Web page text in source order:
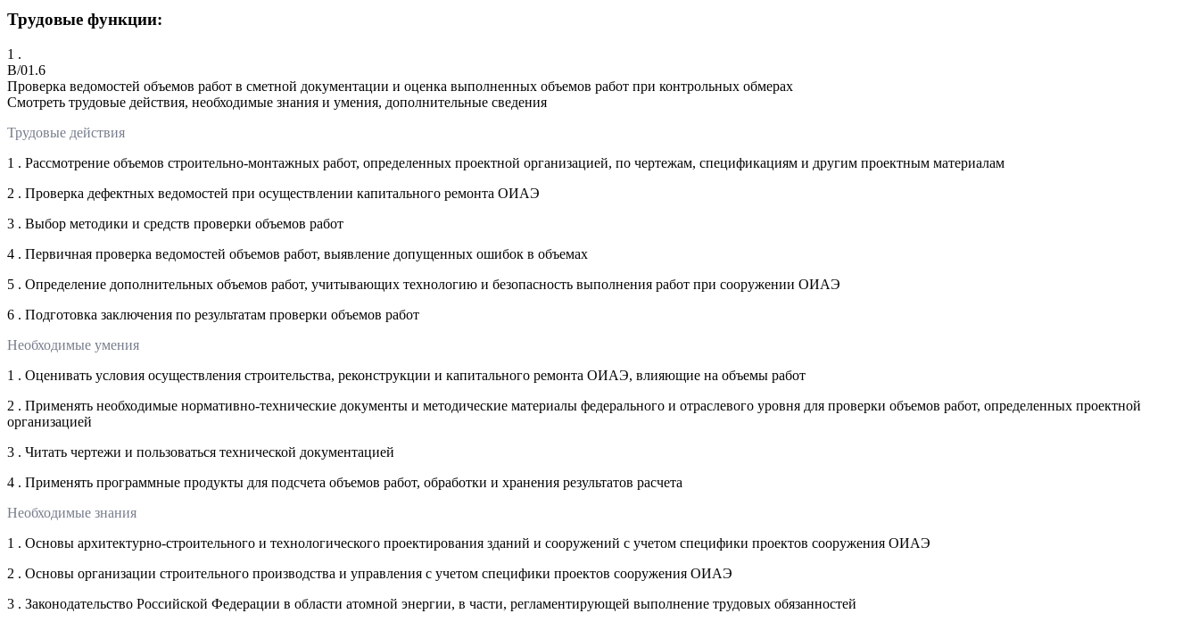
Трудовые функции:
1 .
B/01.6
Проверка ведомостей объемов работ в сметной документации и оценка выполненных объемов работ при контрольных обмерах
Смотреть трудовые действия, необходимые знания и умения, дополнительные сведения
Трудовые действия
1 . Рассмотрение объемов строительно-монтажных работ, определенных проектной организацией, по чертежам, спецификациям и другим проектным материалам
2 . Проверка дефектных ведомостей при осуществлении капитального ремонта ОИАЭ
3 . Выбор методики и средств проверки объемов работ
4 . Первичная проверка ведомостей объемов работ, выявление допущенных ошибок в объемах
5 . Определение дополнительных объемов работ, учитывающих технологию и безопасность выполнения работ при сооружении ОИАЭ
6 . Подготовка заключения по результатам проверки объемов работ
Необходимые умения
1 . Оценивать условия осуществления строительства, реконструкции и капитального ремонта ОИАЭ, влияющие на объемы работ
2 . Применять необходимые нормативно-технические документы и методические материалы федерального и отраслевого уровня для проверки объемов работ, определенных проектной
организацией
3 . Читать чертежи и пользоваться технической документацией
4 . Применять программные продукты для подсчета объемов работ, обработки и хранения результатов расчета
Необходимые знания
1 . Основы архитектурно-строительного и технологического проектирования зданий и сооружений с учетом специфики проектов сооружения ОИАЭ
2 . Основы организации строительного производства и управления с учетом специфики проектов сооружения ОИАЭ
3 . Законодательство Российской Федерации в области атомной энергии, в части, регламентирующей выполнение трудовых обязанностей